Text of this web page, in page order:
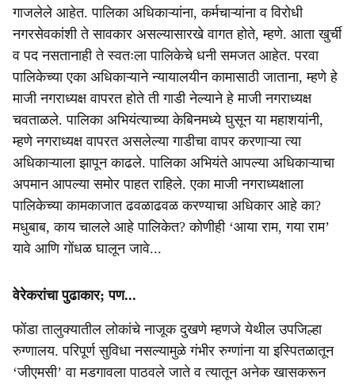
गाजलेले आहेत. पालिका अधिकाऱ्यांना, कर्मचाऱ्यांना व विरोधी
नगरसेवकांशी ते सावकार असल्यासारखे वागत होते, म्हणे. आता खुर्ची
व पद नसतानाही ते स्वतःला पालिकेचे धनी समजत आहेत. परवा
पालिकेच्या एका अधिकाऱ्याने न्यायालयीन कामासाठी जाताना, म्हणे हे
माजी नगराध्यक्ष वापरत होते ती गाडी नेल्याने हे माजी नगराध्यक्ष
चवताळले. पालिका अभियंत्याच्या केबिनमध्ये घुसून या महाशयांनी,
म्हणे नगराध्यक्ष वापरत असलेल्या गाडीचा वापर करणाऱ्या त्या
अधिकाऱ्याला झापून काढले. पालिका अभियंते आपल्या अधिकाऱ्याचा
अपमान आपल्या समोर पाहत राहिले. एका माजी नगराध्यक्षाला
पालिकेच्या कामकाजात ढवळाढवळ करण्याचा अधिकार आहे का?
मधुबाब, काय चालले आहे पालिकेत? कोणीही ‘आया राम, गया राम’
यावे आणि गोंधळ घालून जावे...
वेरेकरांचा पुढाकार; पण...
फोंडा तालुक्यातील लोकांचे नाजूक दुखणे म्हणजे येथील उपजिल्हा
रुग्‍णालय. परिपूर्ण सुविधा नसल्यामुळे गंभीर रुग्णांना या इस्पितळातून
‘जीएमसी’ वा मडगावला पाठवले जाते व त्यातून अनेक खासकरून